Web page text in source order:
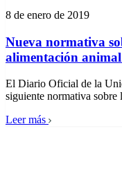
8 de enero de 2019
Nueva normativa
alimentación
El Diario Oficial de la
siguiente normativa
Leer más